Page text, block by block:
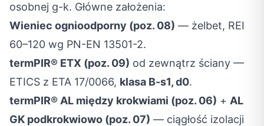
osobnej g-k. Główne założenia:
Wieniec ognioodporny (poz. 08) — żelbet, REI
60–120 wg PN-EN 13501-2.
termPIR® ETX (poz. 09) od zewnątrz ściany —
ETICS z ETA 17/0066, klasa B-s1, d0.
termPIR® AL między krokwiami (poz. 06) + AL
GK podkrokwiowo (poz. 07) — ciągłość izolacji